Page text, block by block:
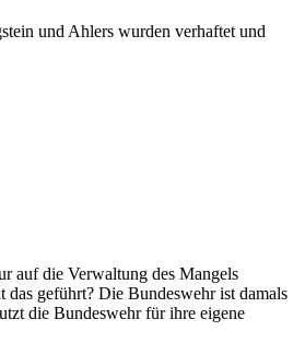
und Ahlers wurden verhaftet und
auf die Verwaltung des Mangels
das geführt? Die Bundeswehr ist damals
die Bundeswehr für ihre eigene